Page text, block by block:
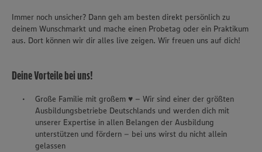
Immer noch unsicher? Dann geh am besten direkt persönlich zu
deinem Wunschmarkt und mache einen Probetag oder ein Praktikum
aus. Dort können wir dir alles live zeigen. Wir freuen uns auf dich!
Deine Vorteile bei uns!
Große Familie mit großem ♥ – Wir sind einer der größten
Ausbildungsbetriebe Deutschlands und werden dich mit
unserer Expertise in allen Belangen der Ausbildung
unterstützen und fördern – bei uns wirst du nicht allein
gelassen